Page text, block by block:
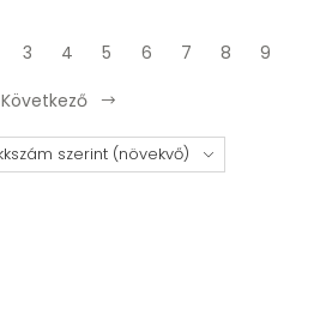
3 4 5 6 7 8
9
Következő